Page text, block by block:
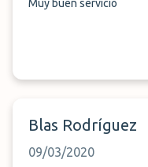
Muy buen servicio
Blas Rodríguez
09/03/2020